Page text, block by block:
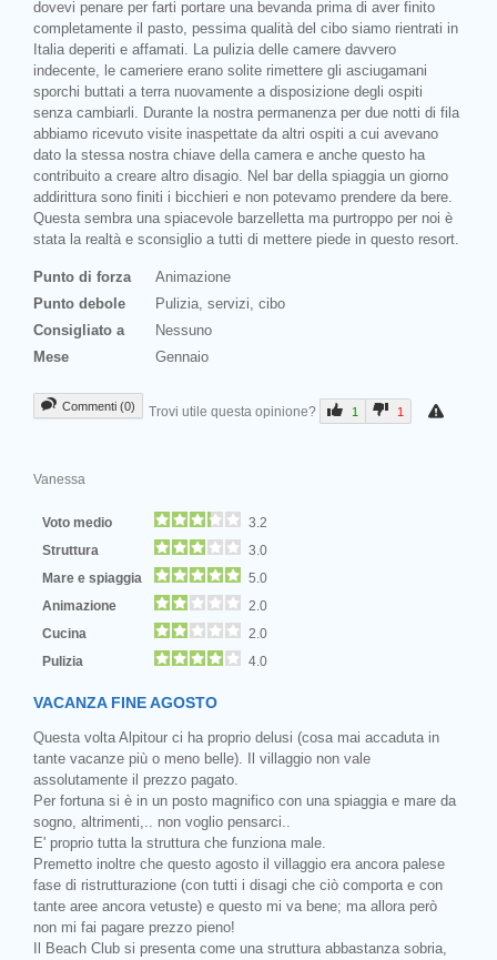
dovevi penare per farti portare una bevanda prima di aver finito
completamente il pasto, pessima qualità del cibo siamo rientrati in
Italia deperiti e affamati. La pulizia delle camere davvero
indecente, le cameriere erano solite rimettere gli asciugamani
sporchi buttati a terra nuovamente a disposizione degli ospiti
senza cambiarli. Durante la nostra permanenza per due notti di fila
abbiamo ricevuto visite inaspettate da altri ospiti a cui avevano
dato la stessa nostra chiave della camera e anche questo ha
contribuito a creare altro disagio. Nel bar della spiaggia un giorno
addirittura sono finiti i bicchieri e non potevamo prendere da bere.
Questa sembra una spiacevole barzelletta ma purtroppo per noi è
stata la realtà e sconsiglio a tutti di mettere piede in questo resort.
Punto di forza
Animazione
Punto debole
Pulizia, servizi, cibo
Consigliato a
Nessuno
Mese
Gennaio
Commenti (0) Trovi utile questa opinione? 1 1
Vanessa
Voto medio
3.2
Struttura
3.0
Mare e spiaggia
5.0
Animazione
2.0
Cucina
2.0
Pulizia
4.0
VACANZA FINE AGOSTO
Questa volta Alpitour ci ha proprio delusi (cosa mai accaduta in
tante vacanze più o meno belle). Il villaggio non vale
assolutamente il prezzo pagato.
Per fortuna si è in un posto magnifico con una spiaggia e mare da
sogno, altrimenti,.. non voglio pensarci..
E' proprio tutta la struttura che funziona male.
Premetto inoltre che questo agosto il villaggio era ancora palese
fase di ristrutturazione (con tutti i disagi che ciò comporta e con
tante aree ancora vetuste) e questo mi va bene; ma allora però
non mi fai pagare prezzo pieno!
Il Beach Club si presenta come una struttura abbastanza sobria,